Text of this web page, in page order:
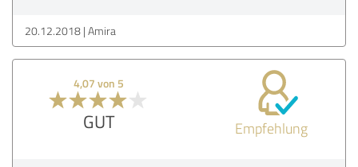
20.12.2018 Amira
4,07 von 5
GUT Empfehlung